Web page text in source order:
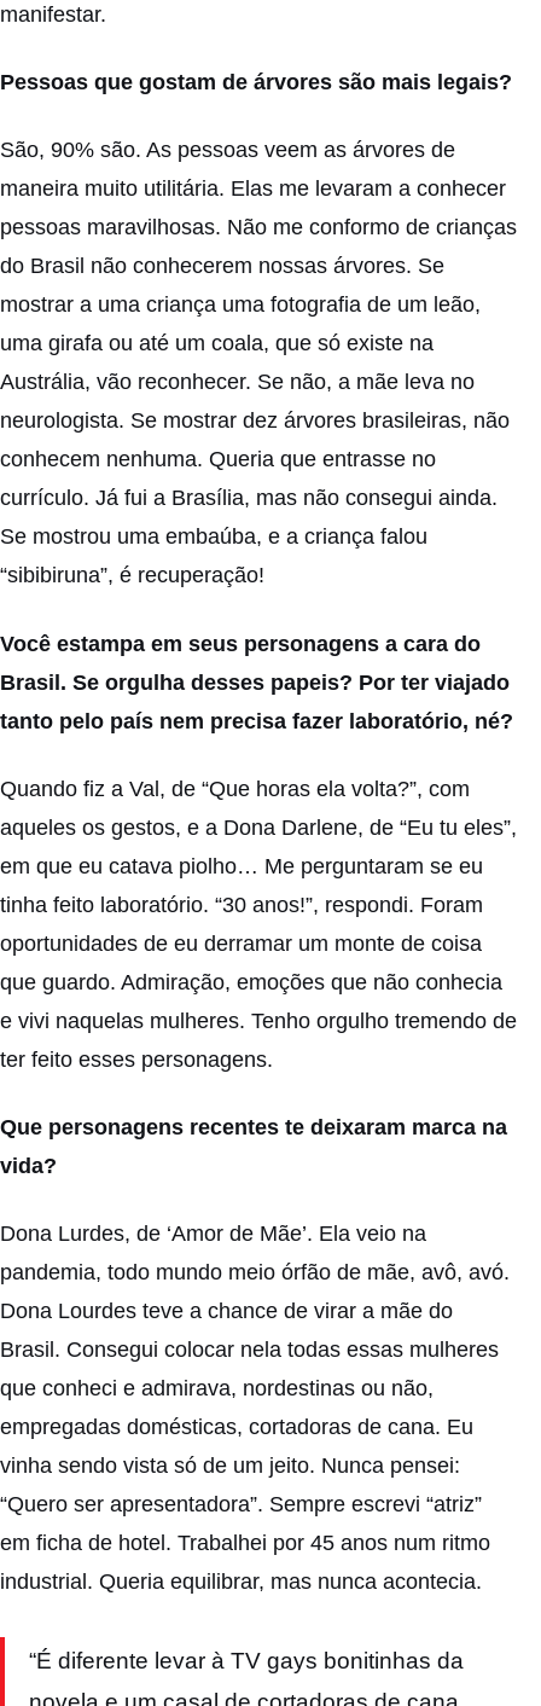
manifestar.
Pessoas que gostam de árvores são mais legais?
São, 90% são. As pessoas veem as árvores de
maneira muito utilitária. Elas me levaram a conhecer
pessoas maravilhosas. Não me conformo de crianças
do Brasil não conhecerem nossas árvores. Se
mostrar a uma criança uma fotografia de um leão,
uma girafa ou até um coala, que só existe na
Austrália, vão reconhecer. Se não, a mãe leva no
neurologista. Se mostrar dez árvores brasileiras, não
conhecem nenhuma. Queria que entrasse no
currículo. Já fui a Brasília, mas não consegui ainda.
Se mostrou uma embaúba, e a criança falou
“sibibiruna”, é recuperação!
Você estampa em seus personagens a cara do
Brasil. Se orgulha desses papeis? Por ter viajado
tanto pelo país nem precisa fazer laboratório, né?
Quando fiz a Val, de “Que horas ela volta?”, com
aqueles os gestos, e a Dona Darlene, de “Eu tu eles”,
em que eu catava piolho… Me perguntaram se eu
tinha feito laboratório. “30 anos!”, respondi. Foram
oportunidades de eu derramar um monte de coisa
que guardo. Admiração, emoções que não conhecia
e vivi naquelas mulheres. Tenho orgulho tremendo de
ter feito esses personagens.
Que personagens recentes te deixaram marca na
vida?
Dona Lurdes, de ‘Amor de Mãe’. Ela veio na
pandemia, todo mundo meio órfão de mãe, avô, avó.
Dona Lourdes teve a chance de virar a mãe do
Brasil. Consegui colocar nela todas essas mulheres
que conheci e admirava, nordestinas ou não,
empregadas domésticas, cortadoras de cana. Eu
vinha sendo vista só de um jeito. Nunca pensei:
“Quero ser apresentadora”. Sempre escrevi “atriz”
em ficha de hotel. Trabalhei por 45 anos num ritmo
industrial. Queria equilibrar, mas nunca acontecia.
“É diferente levar à TV gays bonitinhas da
novela e um casal de cortadoras de cana.